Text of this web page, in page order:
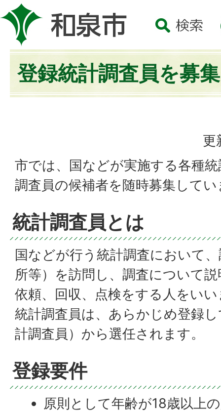
登録統計調査員を募
更
市では、国などが実施する各種
調査員の候補者を随時募集して
統計調査員とは
国などが行う統計調査において
所等）を訪問し、調査について
依頼、回収、点検をする人をい
統計調査員は、あらかじめ登録
計調査員）から選任されます。
登録要件
原則として年齢が18歳以上